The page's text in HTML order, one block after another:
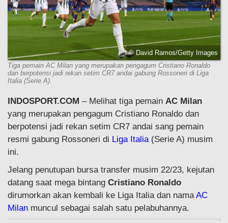
© David Ramos/Getty Images
Tiga pemain AC Milan yang merupakan pengagum Cristiano Ronaldo
dan berpotensi jadi rekan setim CR7 andai gabung Rossoneri di Liga
Italia (Serie A).
INDOSPORT.COM – Melihat tiga pemain AC Milan
yang merupakan pengagum Cristiano Ronaldo dan
berpotensi jadi rekan setim CR7 andai sang pemain
resmi gabung Rossoneri di Liga Italia(Serie A) musim
ini.
Jelang penutupan bursa transfer musim 22/23, kejutan
datang saat mega bintang Cristiano Ronaldo
dirumorkan akan kembali ke Liga Italia dan namaAC
Milan muncul sebagai salah satu pelabuhannya.